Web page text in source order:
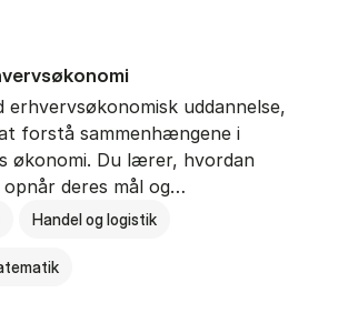
erhvervsøkonomisk uddannelse,
forstå sammenhængene i
økonomi. Du lærer, hvordan
deres mål og…
Handel og logistik